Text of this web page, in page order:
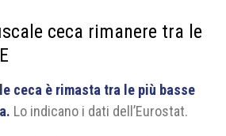
ceca rimanere tra le
ceca è rimasta tra le più basse
Lo indicano i dati dell’Eurostat.